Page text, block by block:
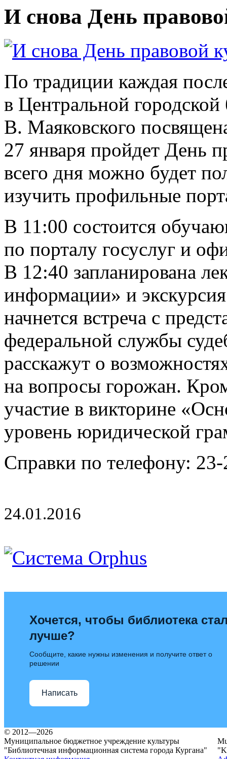
И снова День
По традиции каждая
в Центральной
В. Маяковского
27 января пройдет День
всего дня можно будет
изучить профильные
В 11:00 состоится
по порталу госуслуг и
В 12:40 запланирована
информации» и
начнется встреча с
федеральной службы
расскажут о
на вопросы горожан.
участие в викторине
уровень юридической
Справки по телефону:
24.01.2016
Хочется, чтобы библиотека
лучше?
Сообщите, какие нужны изменения и получите ответ о
решении
Написать
© 2012—2026
Муниципальное бюджетное учреждение культуры
"Библиотечная информационная система города Кургана"